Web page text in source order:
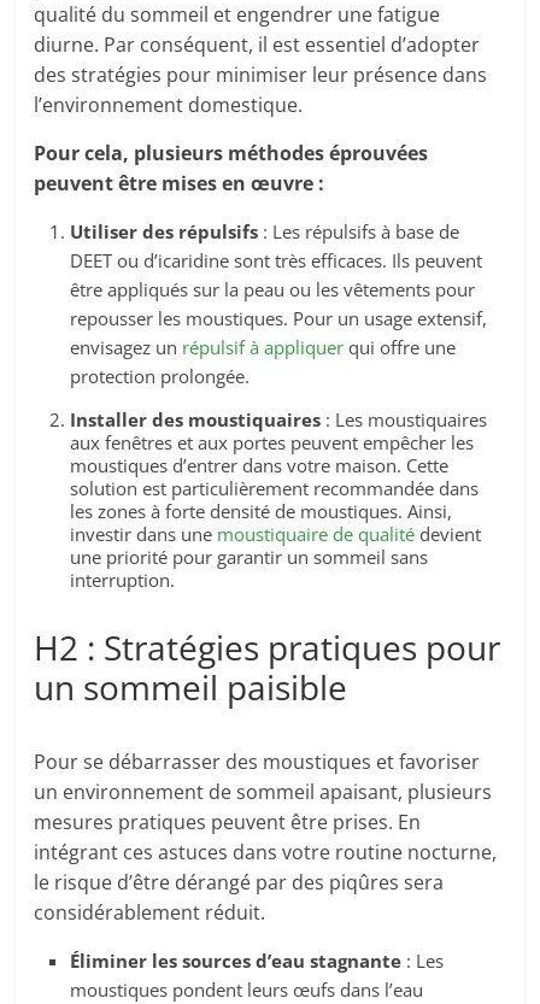
qualité du sommeil et engendrer une fatigue
diurne. Par conséquent, il est essentiel d’adopter
des stratégies pour minimiser leur présence dans
l’environnement domestique.
Pour cela, plusieurs méthodes éprouvées
peuvent être mises en œuvre :
Utiliser des répulsifs : Les répulsifs à base de
DEET ou d’icaridine sont très efficaces. Ils peuvent
être appliqués sur la peau ou les vêtements pour
repousser les moustiques. Pour un usage extensif,
envisagez un répulsif à appliquer qui offre une
protection prolongée.
Installer des moustiquaires : Les moustiquaires
aux fenêtres et aux portes peuvent empêcher les
moustiques d’entrer dans votre maison. Cette
solution est particulièrement recommandée dans
les zones à forte densité de moustiques. Ainsi,
investir dans une moustiquaire de qualité devient
une priorité pour garantir un sommeil sans
interruption.
H2 : Stratégies pratiques pour
un sommeil paisible
Pour se débarrasser des moustiques et favoriser
un environnement de sommeil apaisant, plusieurs
mesures pratiques peuvent être prises. En
intégrant ces astuces dans votre routine nocturne,
le risque d’être dérangé par des piqûres sera
considérablement réduit.
Éliminer les sources d’eau stagnante : Les
moustiques pondent leurs œufs dans l’eau